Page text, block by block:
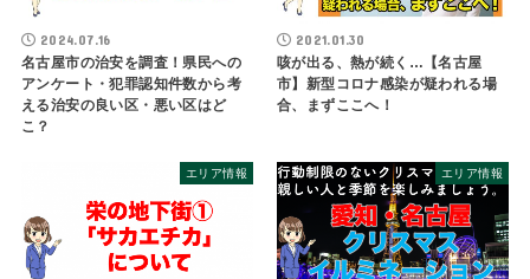
2024.07.16
名古屋市の治安を調査！県民への
アンケート・犯罪認知件数から考
える治安の良い区・悪い区はど
こ？
2021.01.30
咳が出る、熱が続く…【名古屋
市】新型コロナ感染が疑われる場
合、まずここへ！
エリア情報 エリア情報